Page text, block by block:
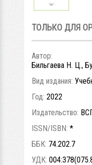
ТОЛЬКО ДЛЯ
Автор:
Бильгаева Н. Ц.,
Вид издания:
Год: 2022
Издательство:
ISSN/ISBN: *
ББК: 74.202.7
УДК: